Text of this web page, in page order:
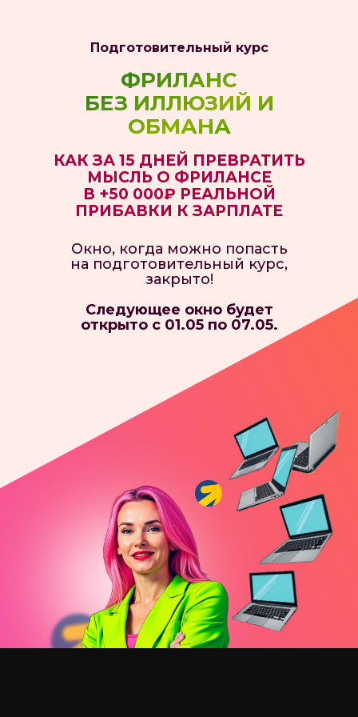
Подготовительный курс
ФРИЛАНС
БЕЗ ИЛЛЮЗИЙ И
ОБМАНА
КАК ЗА 15 ДНЕЙ ПРЕВРАТИТЬ
МЫСЛЬ О ФРИЛАНСЕ
В +50 000₽ РЕАЛЬНОЙ
ПРИБАВКИ К ЗАРПЛАТЕ
Окно, когда можно попасть
на подготовительный курс,
закрыто!
Следующее окно будет
открыто с 01.05 по 07.05.